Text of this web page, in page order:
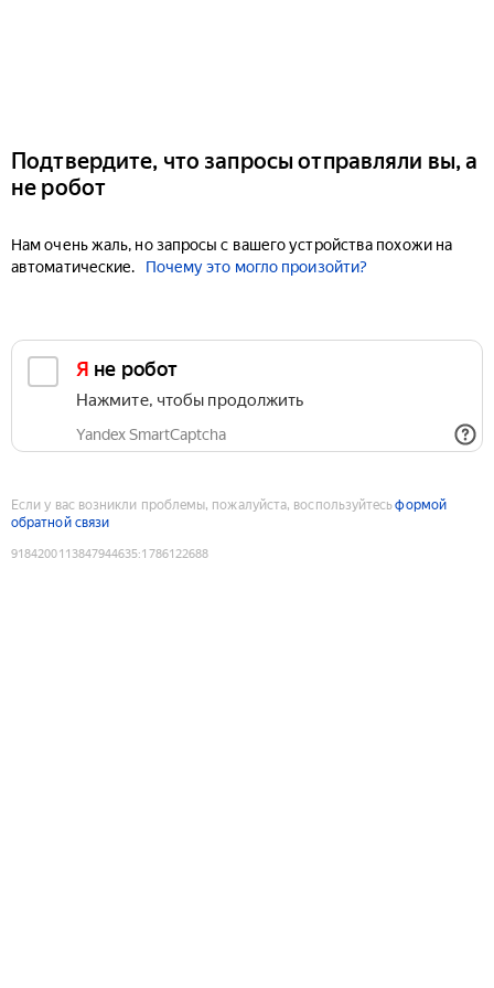
Подтвердите, что запросы отправляли вы, а
не робот
Нам очень жаль, но запросы с вашего устройства похожи на
автоматические.
Почему это могло произойти?
Я не робот
Нажмите, чтобы продолжить
Yandex SmartCaptcha
Если у вас возникли проблемы, пожалуйста, воспользуйтесьформой
обратной связи
9184200113847944635:1786122688